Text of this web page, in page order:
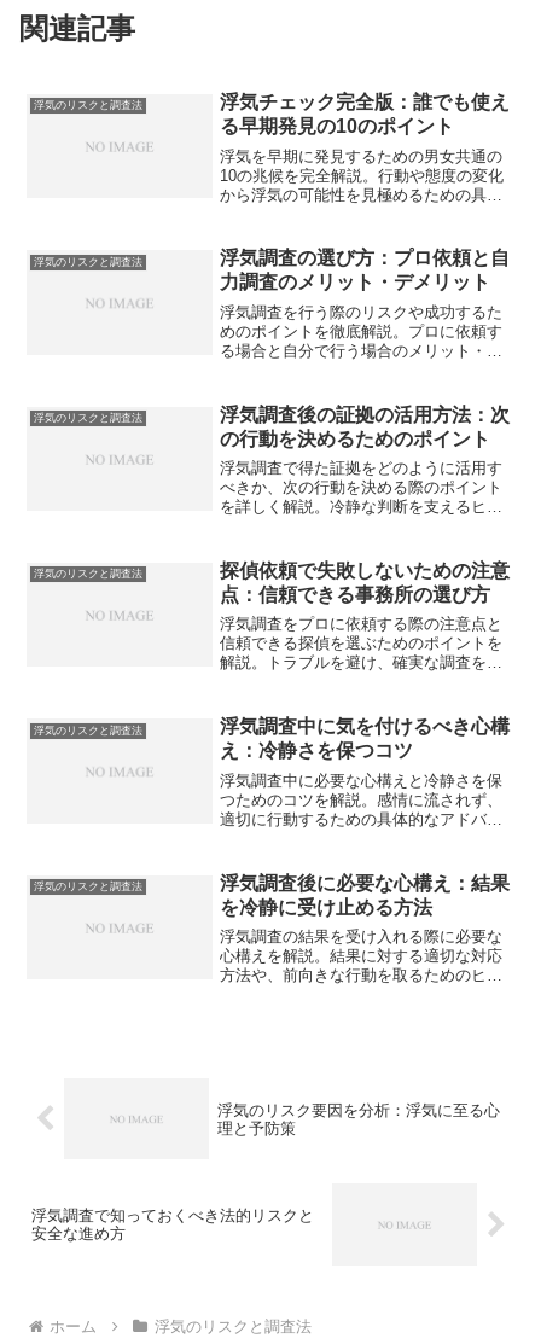
関連記事
浮気のリスクと調査法
浮気チェック完全版：誰でも使え
る早期発見の10のポイント
浮気を早期に発見するための男女共通の
10の兆候を完全解説。行動や態度の変化
から浮気の可能性を見極めるための具体
浮気のリスクと調査法
浮気調査の選び方：プロ依頼と自
力調査のメリット・デメリット
浮気調査を行う際のリスクや成功するた
めのポイントを徹底解説。プロに依頼す
る場合と自分で行う場合のメリット・デ
と調査法
浮気のリスクと調査法
浮気調査後の証拠の活用方法：次
の行動を決めるためのポイント
浮気調査で得た証拠をどのように活用す
べきか、次の行動を決める際のポイント
を詳しく解説。冷静な判断を支えるヒン
浮気のリスクと調査法
探偵依頼で失敗しないための注意
点：信頼できる事務所の選び方
浮気調査をプロに依頼する際の注意点と
信頼できる探偵を選ぶためのポイントを
解説。トラブルを避け、確実な調査を実
浮気のリスクと調査法
浮気調査中に気を付けるべき心構
え：冷静さを保つコツ
浮気調査中に必要な心構えと冷静さを保
つためのコツを解説。感情に流されず、
適切に行動するための具体的なアドバイ
浮気のリスクと調査法
浮気調査後に必要な心構え：結果
を冷静に受け止める方法
浮気調査の結果を受け入れる際に必要な
心構えを解説。結果に対する適切な対応
方法や、前向きな行動を取るためのヒン
浮気のリスク要因を分析：浮気に至る心
理と予防策
浮気調査で知っておくべき法的リスクと
安全な進め方
ホーム 浮気のリスクと調査法